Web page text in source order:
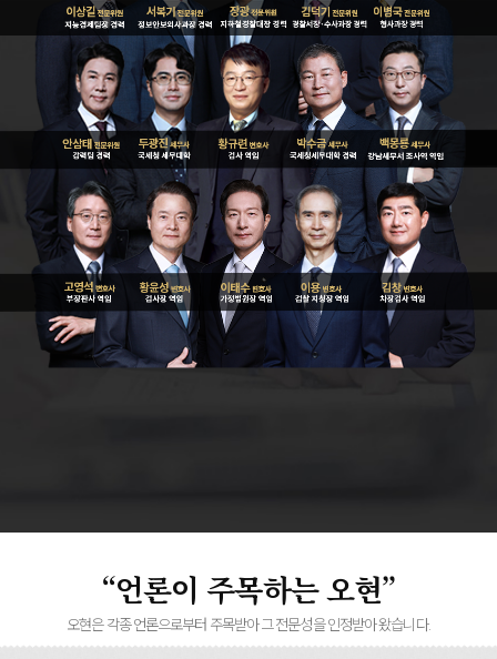
“언론이 주목하는 오현”
오현은 각종 언론으로부터 주목받아 그 전문성을 인정받아 왔습니다.